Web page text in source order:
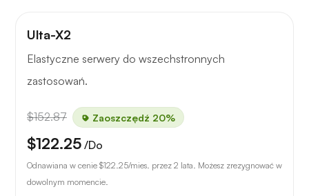
Ulta-X2
Elastyczne serwery do wszechstronnych
zastosowań.
$152.87 Zaoszczędź 20%
$122.25 /Do
Odnawiana w cenie $122.25/mies. przez 2 lata. Możesz zrezygnować w
dowolnym momencie.